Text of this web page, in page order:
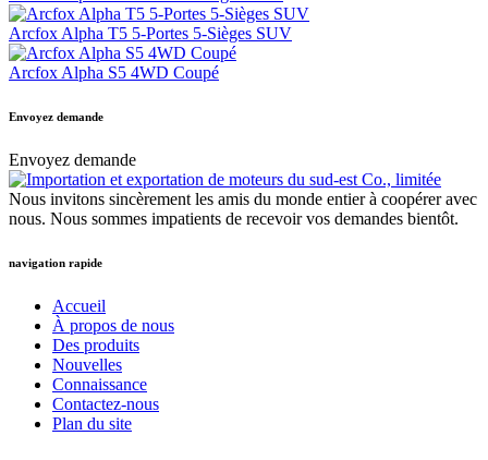
Arcfox Alpha T5 5-Portes 5-Sièges SUV
Arcfox Alpha S5 4WD Coupé
Envoyez demande
Envoyez demande
Nous invitons sincèrement les amis du monde entier à coopérer avec
nous. Nous sommes impatients de recevoir vos demandes bientôt.
navigation rapide
Accueil
À propos de nous
Des produits
Nouvelles
Connaissance
Contactez-nous
Plan du site